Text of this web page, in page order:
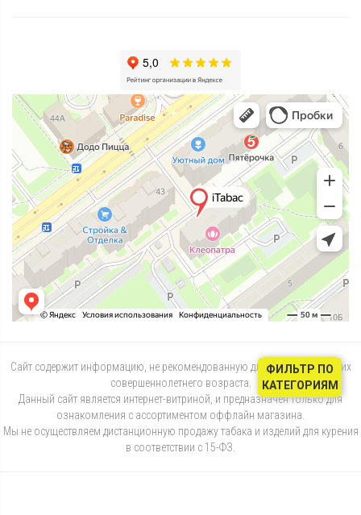
Сайт содержит информацию, не рекомендованную для лиц, не достигших
совершеннолетнего возраста.
Данный сайт является интернет-витриной, и предназначен только для
ознакомления с ассортиментом оффлайн магазина.
Мы не осуществляем дистанционную продажу табака и изделий для курения
в соответствии с 15-ФЗ.
ФИЛЬТР ПО
КАТЕГОРИЯМ